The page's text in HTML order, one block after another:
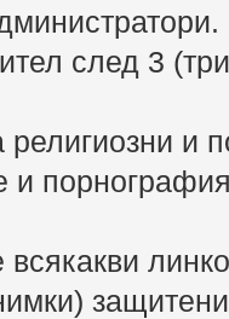
след 3
религиозни и
и
защитени